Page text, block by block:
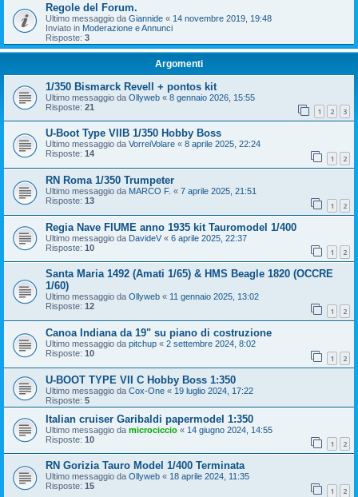
Regole del Forum.
Ultimo messaggio da Giannide « 14 novembre 2019, 19:48
Inviato in Moderazione e Annunci
Risposte: 3
Argomenti
1/350 Bismarck Revell + pontos kit
Ultimo messaggio da Ollyweb « 8 gennaio 2026, 15:55
Risposte: 21 1 2 3
U-Boot Type VIIB 1/350 Hobby Boss
Ultimo messaggio da VorreiVolare « 8 aprile 2025, 22:24
Risposte: 14 1 2
RN Roma 1/350 Trumpeter
Ultimo messaggio da MARCO F. « 7 aprile 2025, 21:51
Risposte: 13 1 2
Regia Nave FIUME anno 1935 kit Tauromodel 1/400
Ultimo messaggio da DavideV « 6 aprile 2025, 22:37
Risposte: 10 1 2
Santa Maria 1492 (Amati 1/65) & HMS Beagle 1820 (OCCRE
1/60)
Ultimo messaggio da Ollyweb « 11 gennaio 2025, 13:02
Risposte: 12 1 2
Canoa Indiana da 19" su piano di costruzione
Ultimo messaggio da pitchup « 2 settembre 2024, 8:02
Risposte: 10 1 2
U-BOOT TYPE VII C Hobby Boss 1:350
Ultimo messaggio da Cox-One « 19 luglio 2024, 17:22
Risposte: 5
Italian cruiser Garibaldi papermodel 1:350
Ultimo messaggio da microciccio « 14 giugno 2024, 14:55
Risposte: 10 1 2
RN Gorizia Tauro Model 1/400 Terminata
Ultimo messaggio da Ollyweb « 18 aprile 2024, 11:35
Risposte: 15 1 2